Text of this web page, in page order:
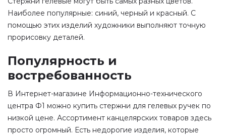
Наиболее популярные: синий, черный и красный. С
помощью этих изделий художники выполняют точную
прорисовку деталей.
Популярность и
востребованность
В Интернет-магазине Информационно-технического
центра Ф1 можно купить стержни для гелевых ручек по
низкой цене. Ассортимент канцелярских товаров здесь
просто огромный. Есть недорогие изделия, которые